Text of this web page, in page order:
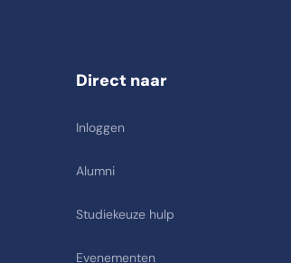
Direct naar
Inloggen
Alumni
Studiekeuze hulp
Evenementen